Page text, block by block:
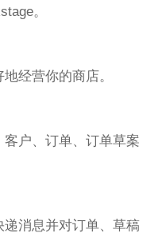
。
经营你的商店。
户、订单、订单草案
消息并对订单、草稿